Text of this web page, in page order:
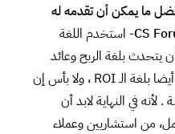
ما يمكن أن تقدمه له
CS2- استخدم اللغة
يتحدث بلغة الربح وعائد
، حسنا فلنتحدث نحن أيضا بلغة الـ ROI ، ولا بأس إن
في النهاية لابد أن
من استشاريين وعملاء